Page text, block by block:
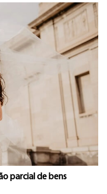
parcial de bens